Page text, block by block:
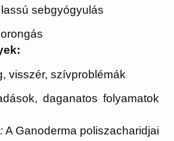
sebgyógyulás
visszér, szívproblémák
daganatos folyamatok
A Ganoderma poliszacharidjai